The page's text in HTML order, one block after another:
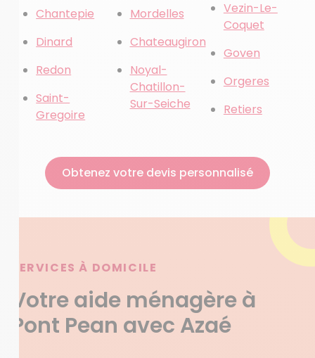
Chantepie
Dinard
Redon
Saint-
Gregoire
Mordelles
Chateaugiron
Noyal-
Chatillon-
Sur-Seiche
Vezin-Le-
Coquet
Goven
Orgeres
Retiers
Obtenez votre devis personnalisé
SERVICES À DOMICILE
Votre aide ménagère à
Pont Pean avec Azaé